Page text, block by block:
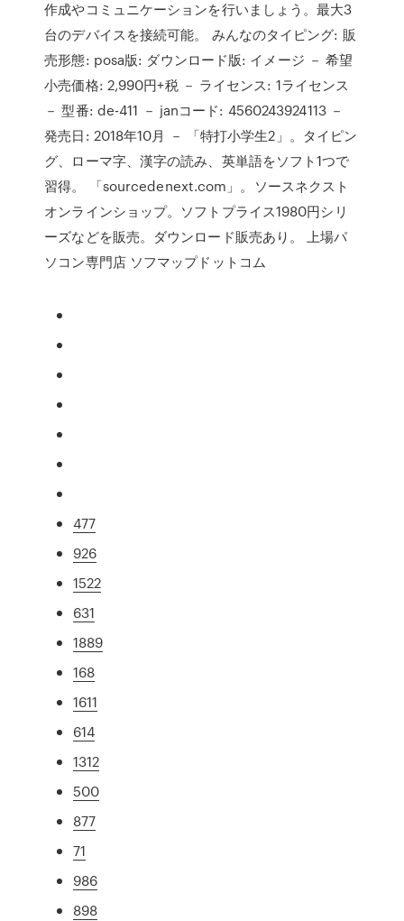
作成やコミュニケーションを行いましょう。最大3
台のデバイスを接続可能。 みんなのタイピング: 販
売形態: posa版: ダウンロード版: イメージ － 希望
小売価格: 2,990円+税 － ライセンス: 1ライセンス
－ 型番: de-411 － janコード: 4560243924113 －
発売日: 2018年10月 － 「特打小学生2」。タイピン
グ、ローマ字、漢字の読み、英単語をソフト1つで
習得。 「sourcedenext.com」。ソースネクスト
オンラインショップ。ソフトプライス1980円シリ
ーズなどを販売。ダウンロード販売あり。 上場パ
ソコン専門店 ソフマップドットコム
477
926
1522
631
1889
168
1611
614
1312
500
877
71
986
898